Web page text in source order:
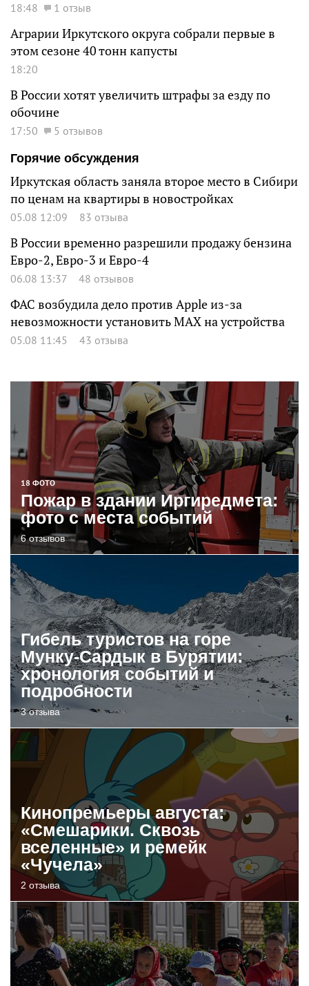
18:48 1 отзыв
Аграрии Иркутского округа собрали первые в
этом сезоне 40 тонн капусты
18:20
В России хотят увеличить штрафы за езду по
обочине
17:50
5 отзывов
Горячие обсуждения
Иркутская область заняла второе место в Сибири
по ценам на квартиры в новостройках
05.08 12:09 83 отзыва
В России временно разрешили продажу бензина
Евро-2, Евро-3 и Евро-4
06.08 13:37 48 отзывов
ФАС возбудила дело против Apple из-за
невозможности установить MAX на устройства
05.08 11:45 43 отзыва
18 ФОТО
Пожар в здании Иргиредмета:
фото с места событий
6 отзывов
Гибель туристов на горе
Мунку-Сардык в Бурятии:
хронология событий и
подробности
3 отзыва
Кинопремьеры августа:
«Смешарики. Сквозь
вселенные» и ремейк
«Чучела»
2 отзыва